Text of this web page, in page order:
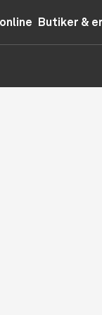
Butiker &